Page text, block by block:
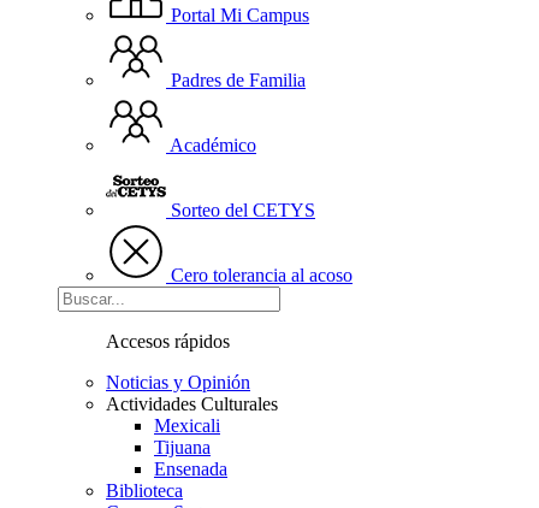
Portal Mi Campus
Padres de Familia
Académico
Sorteo del CETYS
Cero tolerancia al acoso
Accesos rápidos
Noticias y Opinión
Actividades Culturales
Mexicali
Tijuana
Ensenada
Biblioteca